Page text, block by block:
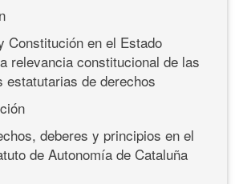
Constitución en el Estado
relevancia constitucional de las
estatutarias de derechos
deberes y principios en el
de Autonomía de Cataluña